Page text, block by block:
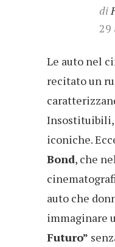
di
29
Le auto nel
recitato un
Insostituibili,
iconiche.
Bond, che
auto che
immaginare
Futuro”